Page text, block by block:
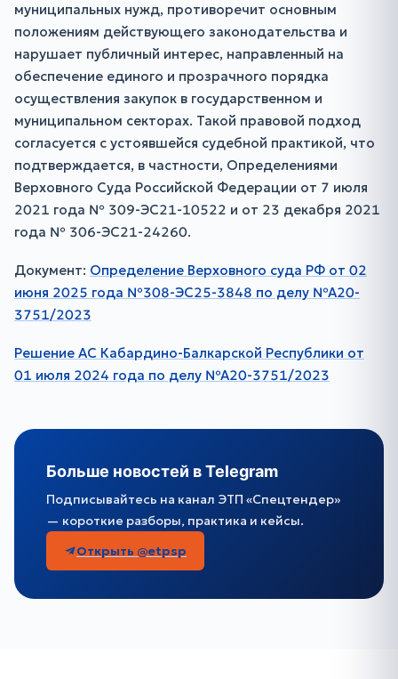
муниципальных нужд, противоречит основным
положениям действующего законодательства и
нарушает публичный интерес, направленный на
обеспечение единого и прозрачного порядка
осуществления закупок в государственном и
муниципальном секторах. Такой правовой подход
согласуется с устоявшейся судебной практикой, что
подтверждается, в частности, Определениями
Верховного Суда Российской Федерации от 7 июля
2021 года № 309-ЭС21-10522 и от 23 декабря 2021
года № 306-ЭС21-24260.
Документ: Определение Верховного суда РФ от 02
июня 2025 года №308-ЭС25-3848 по делу №А20-
3751/2023
Решение АС Кабардино-Балкарской Республики от
01 июля 2024 года по делу №А20-3751/2023
Больше новостей в Telegram
Подписывайтесь на канал ЭТП «Спецтендер»
— короткие разборы, практика и кейсы.
Открыть @etpsp